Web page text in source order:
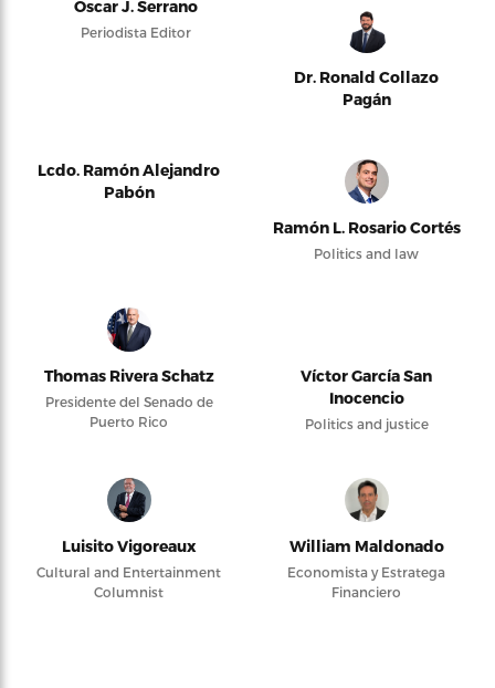
Oscar J. Serrano
Periodista Editor
Dr. Ronald Collazo
Pagán
Lcdo. Ramón Alejandro
Pabón
Ramón L. Rosario Cortés
Politics and law
Thomas Rivera Schatz
Presidente del Senado de
Puerto Rico
Víctor García San
Inocencio
Politics and justice
Luisito Vigoreaux
Cultural and Entertainment
Columnist
William Maldonado
Economista y Estratega
Financiero